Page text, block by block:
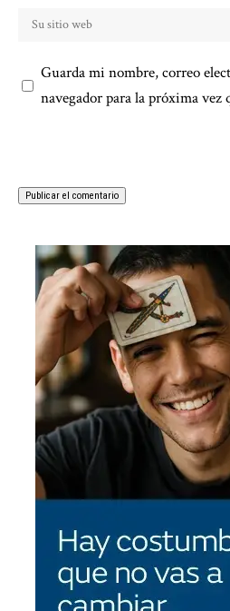
Guarda mi nombre, correo
navegador para la próxima vez